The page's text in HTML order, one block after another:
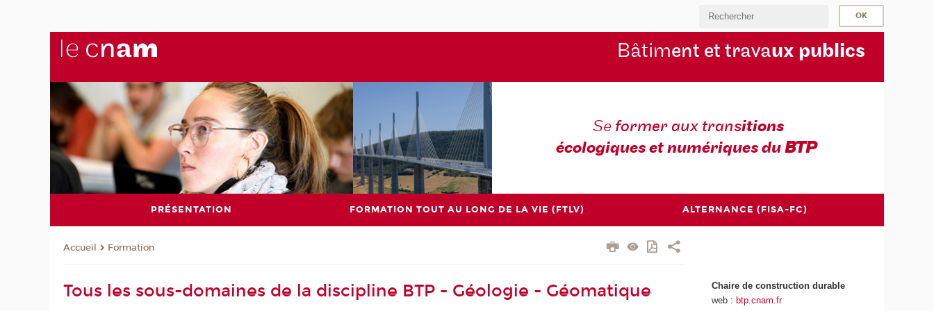
Bâtiment et travaux publics
Se former aux transitions
écologiques et numériques duBTP
PRÉSENTATION FORMATION TOUT AU LONG DE LA VIE (FTLV) ALTERNANCE (FISA-FC)
Accueil Formation
Tous les sous-domaines de la discipline BTP - Géologie - Géomatique
Chaire de construction durable
web :btp.cnam.fr